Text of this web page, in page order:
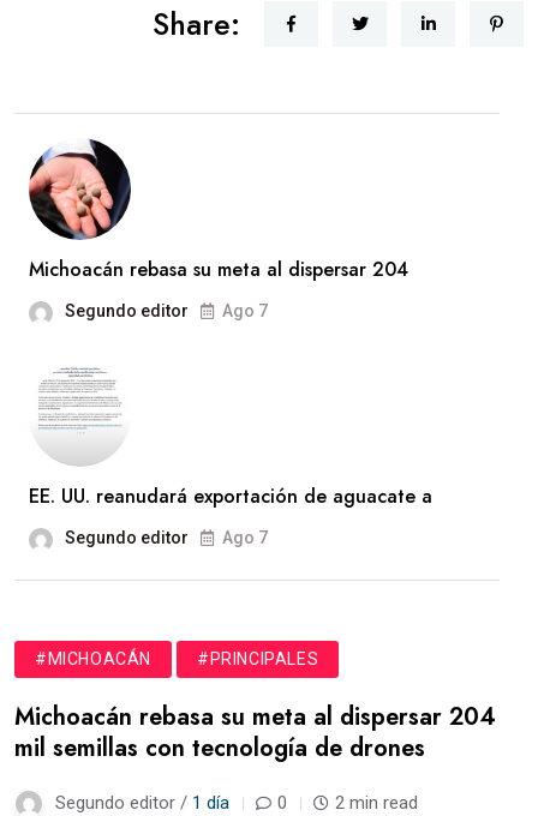
Share:
Michoacán rebasa su meta al dispersar 204
Segundo editor Ago 7
EE. UU. reanudará exportación de aguacate a
Segundo editor Ago 7
#MICHOACÁN #PRINCIPALES
Michoacán rebasa su meta al dispersar 204
mil semillas con tecnología de drones
Segundo editor / 1 día 0 2 min read